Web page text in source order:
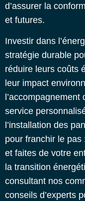
d’assurer la
et futures.
Investir dans
stratégie durable
réduire leurs coûts
leur impact
l’accompagnement
service
l’installation des
pour franchir le pas
et faites de votre
la transition
consultant nos
conseils d’experts